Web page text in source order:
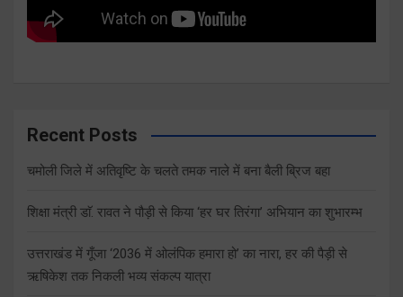
Recent Posts
चमोली जिले में अतिवृष्टि के चलते तमक नाले में बना बैली ब्रिज बहा
शिक्षा मंत्री डाॅ. रावत ने पौड़ी से किया ‘हर घर तिरंगा’ अभियान का शुभारम्भ
उत्तराखंड में गूँजा ‘2036 में ओलंपिक हमारा हो’ का नारा, हर की पैड़ी से
ऋषिकेश तक निकली भव्य संकल्प यात्रा